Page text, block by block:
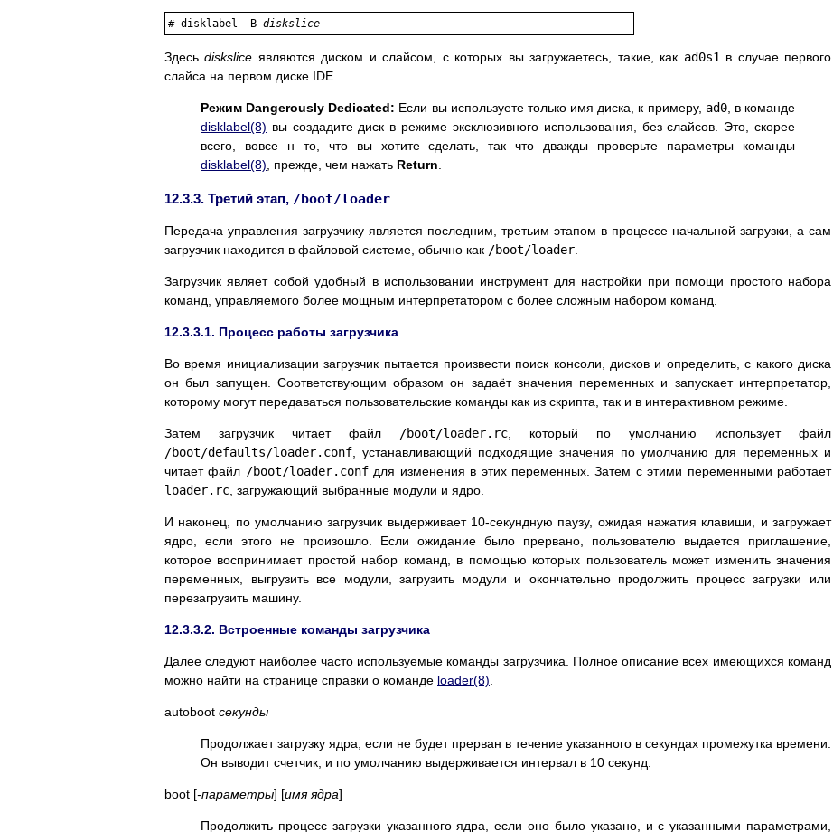
# disklabel -B diskslice
Здесьdiskslice являются диском и слайсом, с которых вы загружаетесь, такие, как ad0s1 в случае первого
слайса на первом диске IDE.
Режим Dangerously Dedicated: Если вы используете только имя диска, к примеру, ad0, в команде
disklabel(8) вы создадите диск в режиме эксклюзивного использования, без слайсов. Это, скорее
всего, вовсе н то, что вы хотите сделать, так что дважды проверьте параметры команды
disklabel(8) , прежде, чем нажать Return
12.3.3. Третий этап, /boot/loader
Передача управления загрузчику является последним, третьим этапом в процессе начальной загрузки, а сам
загрузчик находится в файловой системе, обычно как /boot/loader
Загрузчик являет собой удобный в использовании инструмент для настройки при помощи простого набора
команд, управляемого более мощным интерпретатором с более сложным набором команд.
12.3.3.1. Процесс работы загрузчика
Во время инициализации загрузчик пытается произвести поиск консоли, дисков и определить, с какого диска
он был запущен. Соответствующим образом он задаёт значения переменных и запускает интерпретатор,
которому могут передаваться пользовательские команды как из скрипта, так и в интерактивном режиме.
Затем загрузчик читает файл /boot/loader.rc , который по умолчанию использует файл
/boot/defaults/loader.conf , устанавливающий подходящие значения по умолчанию для переменных и
читает файл /boot/loader.confдля изменения в этих переменных. Затем с этими переменными работает
loader.rc , загружающий выбранные модули и ядро.
И наконец, по умолчанию загрузчик выдерживает 10-секундную паузу, ожидая нажатия клавиши, и загружает
ядро, если этого не произошло. Если ожидание было прервано, пользователю выдается приглашение,
которое воспринимает простой набор команд, в помощью которых пользователь может изменить значения
переменных, выгрузить все модули, загрузить модули и окончательно продолжить процесс загрузки или
перезагрузить машину.
12.3.3.2. Встроенные команды загрузчика
Далее следуют наиболее часто используемые команды загрузчика. Полное описание всех имеющихся команд
можно найти на странице справки о команде loader(8)
autoboot секунды
Продолжает загрузку ядра, если не будет прерван в течение указанного в секундах промежутка времени.
Он выводит счетчик, и по умолчанию выдерживается интервал в 10 секунд.
boot [-параметры] [имя ядра]
Продолжить процесс загрузки указанного ядра, если оно было указано, и с указанными параметрами,